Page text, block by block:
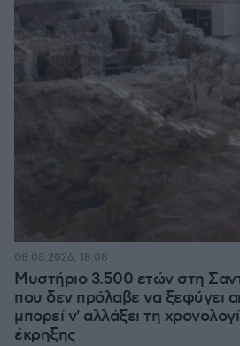
Μυστήριο 3.500 ετών στη
που δεν πρόλαβε να ξεφύγει
μπορεί ν' αλλάξει τη
έκρηξης
08.08.2026, 18:08